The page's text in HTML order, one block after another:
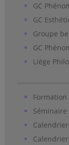
GC
GC
Groupe
GC
Liège